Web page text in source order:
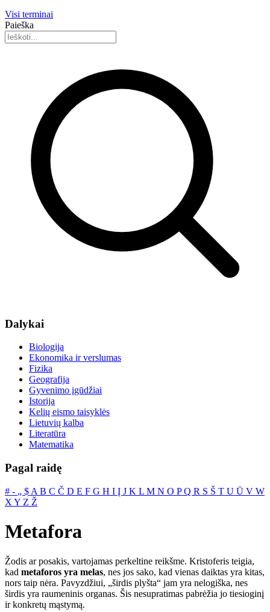
Visi terminai
Paieška
Dalykai
Biologija
Ekonomika ir verslumas
Fizika
Geografija
Gyvenimo įgūdžiai
Istorija
Kelių eismo taisyklės
Lietuvių kalba
Literatūra
Matematika
Pagal raidę
# ‐ „ $ A B C Č D E F G H I Į J K L M N O PQ R S Š T U Ū V W
X Y Z Ž
Metafora
Žodis ar posakis, vartojamas perkeltine reikšme. Kristoferis teigia,
kad metaforos yra melas, nes jos sako, kad vienas daiktas yra kitas,
nors taip nėra. Pavyzdžiui, „širdis plyšta“ jam yra nelogiška, nes
širdis yra raumeninis organas. Šis nesupratimas pabrėžia jo tiesioginį
ir konkretų mąstymą.